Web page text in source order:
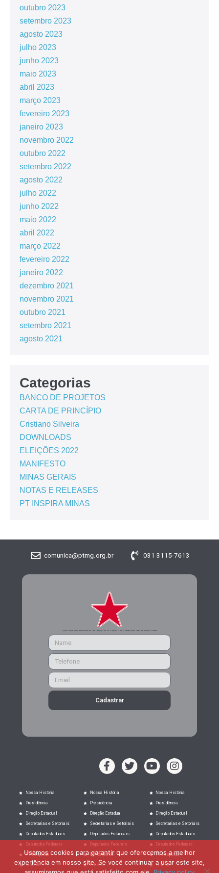
outubro 2023
setembro 2023
agosto 2023
julho 2023
junho 2023
maio 2023
abril 2023
março 2023
fevereiro 2023
janeiro 2023
novembro 2022
outubro 2022
setembro 2022
agosto 2022
julho 2022
junho 2022
maio 2022
abril 2022
março 2022
fevereiro 2022
janeiro 2022
dezembro 2021
novembro 2021
outubro 2021
setembro 2021
agosto 2021
Categorias
BANCO DE PROJETOS
CARTA DE PRINCÍPIO
Cristiano Silveira
DOWNLOADS
ELEIÇÕES 2022
MANIFESTO
MINAS GERAIS
NOTAS E RELEASES
PT INSPIRA MINAS
comunica@ptmg.org.br 031 3115-7613
CADASTRE-SE PARA RECEBER MAIS INFORMAÇÕES DO PARTIDO DOS TRABALHADORES DE MINAS GERAIS
Cadastrar
Nossa História
Presidência
Direção Estadual
Secretarias e Setoriais
Deputados Estaduais
Deputados Federais
PT Responde
Filie-se
Nossa História
Presidência
Direção Estadual
Secretarias e Setoriais
Deputados Estaduais
Deputados Federais
PT Responde
Filie-se
Nossa História
Presidência
Direção Estadual
Secretarias e Setoriais
Deputados Estaduais
Deputados Federais
PT Responde
Filie-se
Usamos cookies para garantir que oferecemos a melhor
experiência em nosso site. Se você continuar a usar este site,